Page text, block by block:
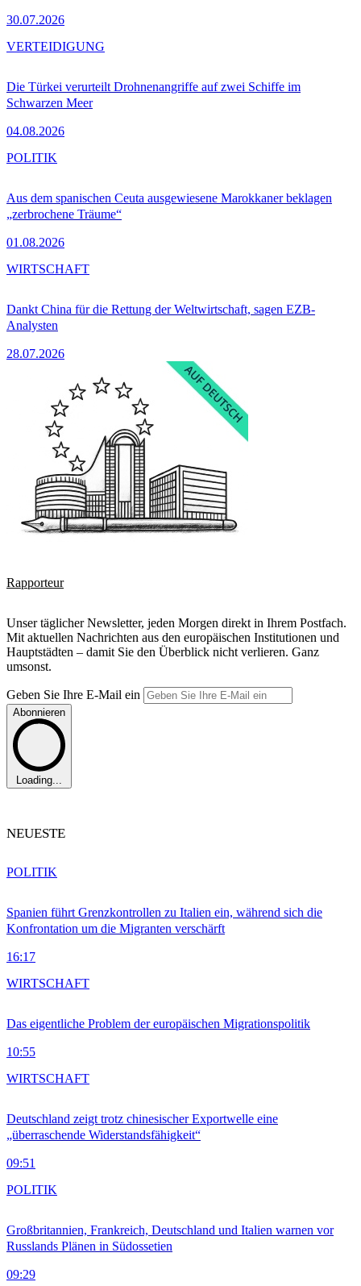
30.07.2026
Die Türkei verurteilt Drohnenangriffe auf zwei Schiffe im
Schwarzen Meer
04.08.2026
VERTEIDIGUNG
Aus dem spanischen Ceuta ausgewiesene Marokkaner beklagen
„zerbrochene Träume“
01.08.2026
POLITIK
Dankt China für die Rettung der Weltwirtschaft, sagen EZB-
Analysten
28.07.2026
WIRTSCHAFT
Rapporteur
Unser täglicher Newsletter, jeden Morgen direkt in Ihrem Postfach.
Mit aktuellen Nachrichten aus den europäischen Institutionen und
Hauptstädten – damit Sie den Überblick nicht verlieren. Ganz
umsonst.
Geben Sie Ihre E-Mail ein
Abonnieren
Loading...
NEUESTE
Spanien führt Grenzkontrollen zu Italien ein, während sich die
Konfrontation um die Migranten verschärft
16:17
POLITIK
Das eigentliche Problem der europäischen Migrationspolitik
10:55
WIRTSCHAFT
Deutschland zeigt trotz chinesischer Exportwelle eine
„überraschende Widerstandsfähigkeit“
09:51
WIRTSCHAFT
Großbritannien, Frankreich, Deutschland und Italien warnen vor
Russlands Plänen in Südossetien
09:29
POLITIK